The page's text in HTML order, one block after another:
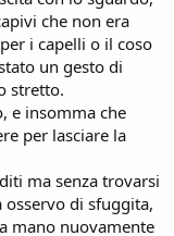
che non era
i capelli o il coso
un gesto di
stretto.
e insomma che
per lasciare la
ma senza trovarsi
osservo di sfuggita,
mano nuovamente